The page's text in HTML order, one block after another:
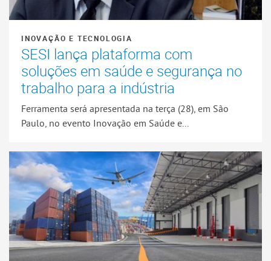
INOVAÇÃO E TECNOLOGIA
SESI lança plataforma com
soluções em saúde e segurança no
trabalho para a indústria
Ferramenta será apresentada na terça (28), em São
Paulo, no evento Inovação em Saúde e...